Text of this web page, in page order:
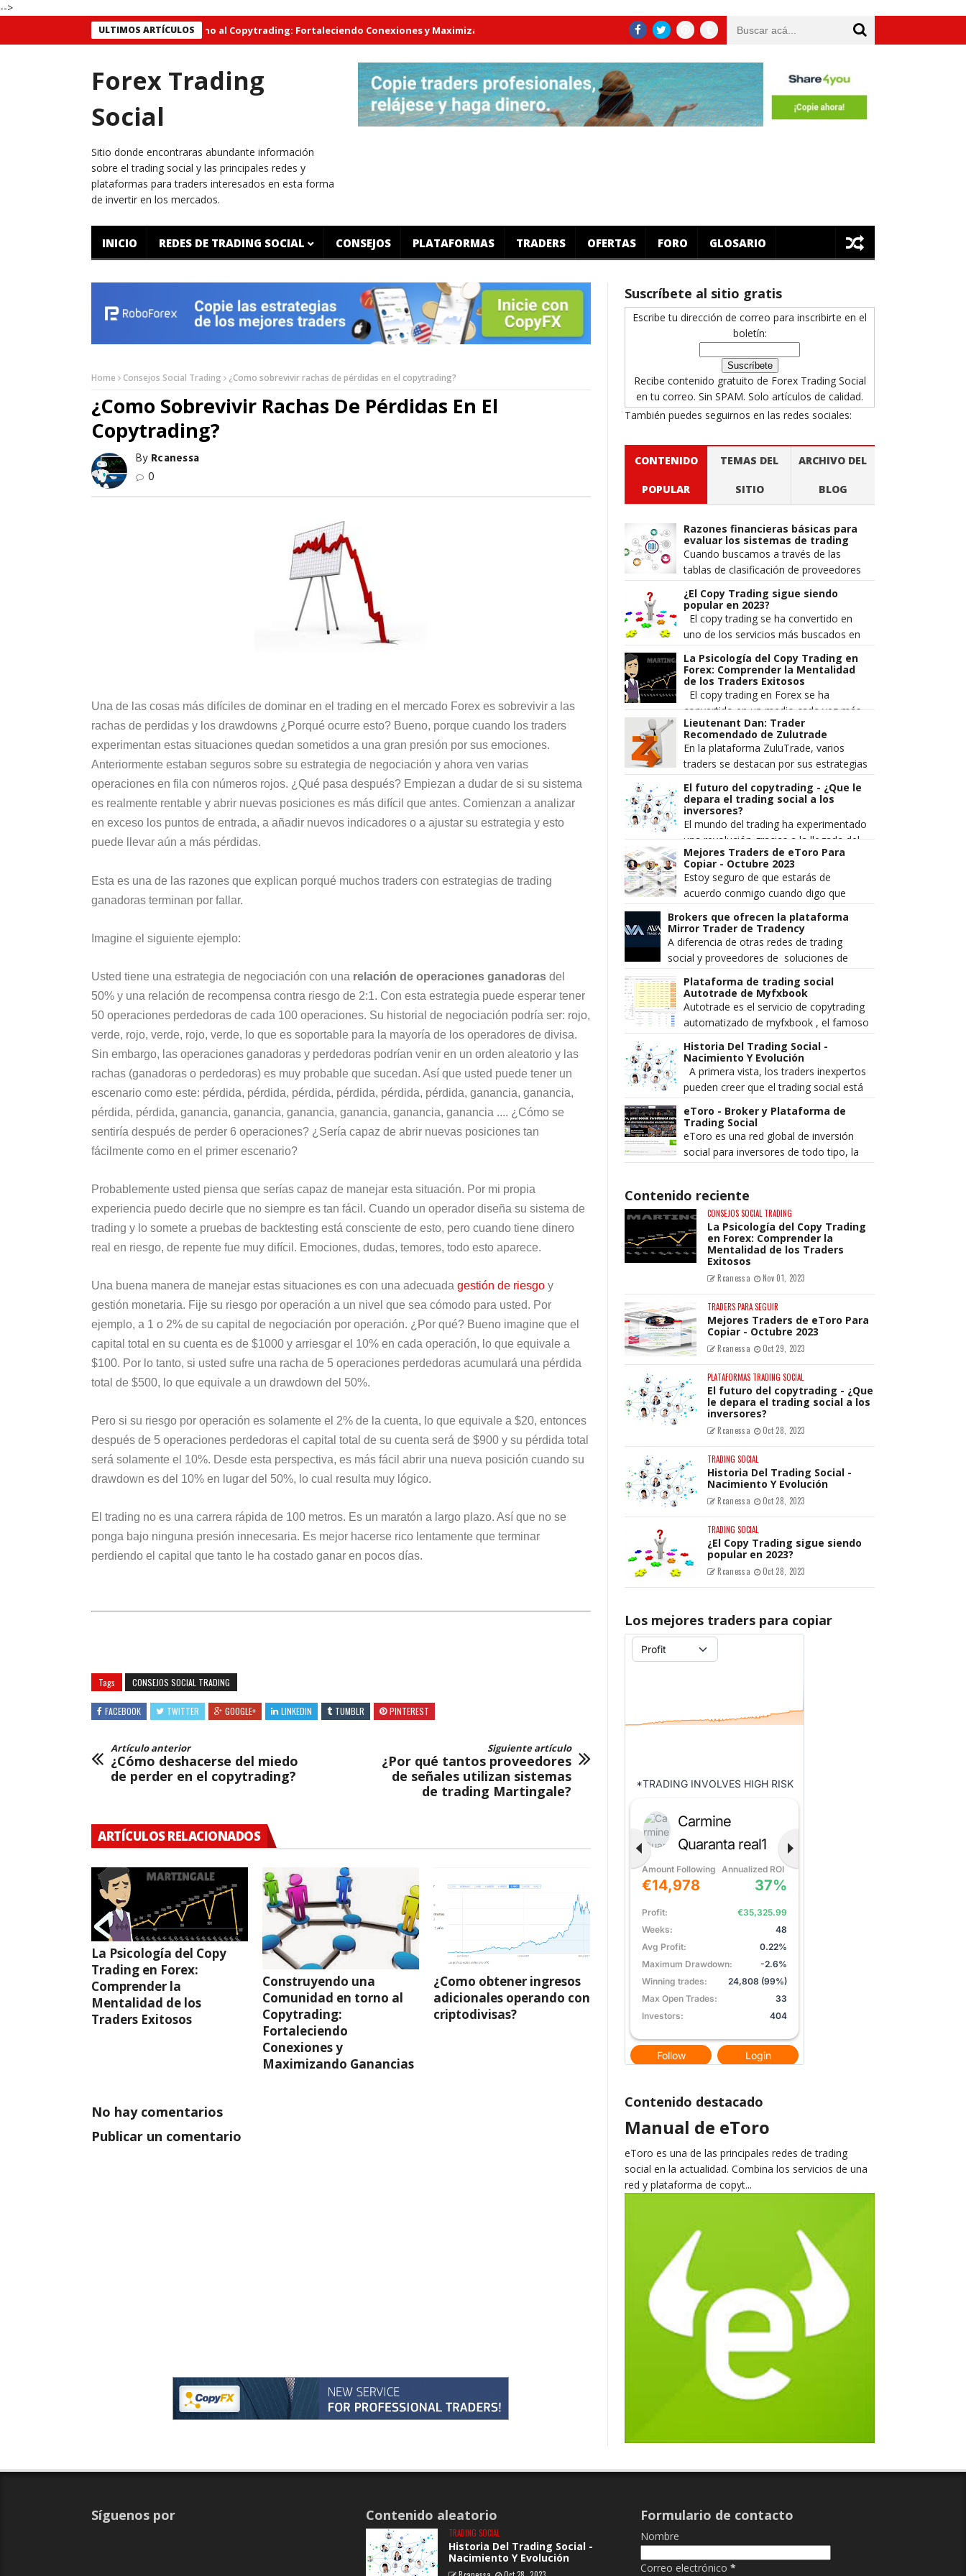
-->
ULTIMOS ARTÍCULOS
una Comunidad en torno al Copytrading: Fortaleciendo Conexiones y Maximizando Ganancias ¿Como obtener ingresos adicionales operando con criptodivisas?
Forex Trading
Social
Sitio donde encontraras abundante información
sobre el trading social y las principales redes y
plataformas para traders interesados en esta forma
de invertir en los mercados.
INICIO REDES DE TRADING SOCIAL CONSEJOS PLATAFORMAS TRADERS OFERTAS FORO GLOSARIO
Home Consejos Social Trading ¿Como sobrevivir rachas de pérdidas en el copytrading?
¿Como Sobrevivir Rachas De Pérdidas En El
Copytrading?
By Rcanessa
0
Una de las cosas más difíciles de dominar en el trading en el mercado Forex es sobrevivir a las
rachas de perdidas y los drawdowns ¿Porqué ocurre esto? Bueno, porque cuando los traders
experimentan estas situaciones quedan sometidos a una gran presión por sus emociones.
Anteriormente estaban seguros sobre su estrategia de negociación y ahora ven varias
operaciones en fila con números rojos. ¿Qué pasa después? Empiezan a dudar de si su sistema
es realmente rentable y abrir nuevas posiciones es más difícil que antes. Comienzan a analizar
en exceso los puntos de entrada, a añadir nuevos indicadores o a ajustar su estrategia y esto
puede llevar aún a más pérdidas.
Esta es una de las razones que explican porqué muchos traders con estrategias de trading
ganadoras terminan por fallar.
Imagine el siguiente ejemplo:
Usted tiene una estrategia de negociación con una relación de operaciones ganadoras del
50% y una relación de recompensa contra riesgo de 2:1. Con esta estrategia puede esperar tener
50 operaciones perdedoras de cada 100 operaciones. Su historial de negociación podría ser: rojo,
verde, rojo, verde, rojo, verde, lo que es soportable para la mayoría de los operadores de divisa.
Sin embargo, las operaciones ganadoras y perdedoras podrían venir en un orden aleatorio y las
rachas (ganadoras o perdedoras) es muy probable que sucedan. Así que usted puede tener un
escenario como este: pérdida, pérdida, pérdida, pérdida, pérdida, pérdida, ganancia, ganancia,
pérdida, pérdida, ganancia, ganancia, ganancia, ganancia, ganancia, ganancia .... ¿Cómo se
sentiría después de perder 6 operaciones? ¿Sería capaz de abrir nuevas posiciones tan
fácilmente como en el primer escenario?
Probablemente usted piensa que serías capaz de manejar esta situación. Por mi propia
experiencia puedo decirle que no siempre es tan fácil. Cuando un operador diseña su sistema de
trading y lo somete a pruebas de backtesting está consciente de esto, pero cuando tiene dinero
real en riesgo, de repente fue muy difícil. Emociones, dudas, temores, todo esto aparece.
Una buena manera de manejar estas situaciones es con una adecuada gestión de riesgo y
gestión monetaria. Fije su riesgo por operación a un nivel que sea cómodo para usted. Por
ejemplo, a 1 o 2% de su capital de negociación por operación. ¿Por qué? Bueno imagine que el
capital total en su cuenta es de $1000 y arriesgar el 10% en cada operación, lo que equivale a
$100. Por lo tanto, si usted sufre una racha de 5 operaciones perdedoras acumulará una pérdida
total de $500, lo que equivale a un drawdown del 50%.
Pero si su riesgo por operación es solamente el 2% de la cuenta, lo que equivale a $20, entonces
después de 5 operaciones perdedoras el capital total de su cuenta será de $900 y su pérdida total
será solamente el 10%. Desde esta perspectiva, es más fácil abrir una nueva posición cuando su
drawdown es del 10% en lugar del 50%, lo cual resulta muy lógico.
El trading no es una carrera rápida de 100 metros. Es un maratón a largo plazo. Así que no se
ponga bajo ninguna presión innecesaria. Es mejor hacerse rico lentamente que terminar
perdiendo el capital que tanto le ha costado ganar en pocos días.
Tags CONSEJOS SOCIAL TRADING
FACEBOOK TWITTER GOOGLE+ LINKEDIN TUMBLR PINTEREST
Artículo anterior
¿Cómo deshacerse del miedo
de perder en el copytrading?
Siguiente artículo
¿Por qué tantos proveedores
de señales utilizan sistemas
de trading Martingale?
ARTÍCULOS RELACIONADOS
La Psicología del Copy
Trading en Forex:
Comprender la
Mentalidad de los
Traders Exitosos
Construyendo una
Comunidad en torno al
Copytrading:
Fortaleciendo
Conexiones y
Maximizando Ganancias
¿Como obtener ingresos
adicionales operando con
criptodivisas?
No hay comentarios
Publicar un comentario
Suscríbete al sitio gratis
Escribe tu dirección de correo para inscribirte en el
boletín:
Recibe contenido gratuito de Forex Trading Social
en tu correo. Sin SPAM. Solo artículos de calidad.
También puedes seguirnos en las redes sociales:
CONTENIDO
POPULAR
TEMAS DEL
SITIO
ARCHIVO DEL
BLOG
Razones financieras básicas para
evaluar los sistemas de trading
Cuando buscamos a través de las
tablas de clasificación de proveedores
de señales y los gráficos de
rendimiento de estos traders e...
¿El Copy Trading sigue siendo
popular en 2023?
El copy trading se ha convertido en
uno de los servicios más buscados en
la industria del trading minorista. Se
popularizó a principios de...
La Psicología del Copy Trading en
Forex: Comprender la Mentalidad
de los Traders Exitosos
El copy trading en Forex se ha
convertido en un medio cada vez más
popular para operar en el mercado de
divisas. Implica copiar las operac...
Lieutenant Dan: Trader
Recomendado de Zulutrade
En la plataforma ZuluTrade, varios
traders se destacan por sus estrategias
eficientes y resultados consistentes en
el mercado financiero. Un...
El futuro del copytrading - ¿Que le
depara el trading social a los
inversores?
El mundo del trading ha experimentado
una revolución gracias a la llegada del
copytrading, una forma innovadora de
invertir en los mercados ...
Mejores Traders de eToro Para
Copiar - Octubre 2023
Estoy seguro de que estarás de
acuerdo conmigo cuando digo que
intentar encontrar a los mejores traders
de eToro para copiar no es tan fáci...
Brokers que ofrecen la plataforma
Mirror Trader de Tradency
A diferencia de otras redes de trading
social y proveedores de soluciones de
auto trading, Tradency no actúa como
broker y es ...
Plataforma de trading social
Autotrade de Myfxbook
Autotrade es el servicio de copytrading
automatizado de myfxbook , el famoso
portal comunidad de trading. Esta
revisión sólo se centra en ...
Historia Del Trading Social -
Nacimiento Y Evolución
A primera vista, los traders inexpertos
pueden creer que el trading social está
fuera de su alcance y que solo los
traders profesionales p...
eToro - Broker y Plataforma de
Trading Social
eToro es una red global de inversión
social para inversores de todo tipo, la
cual se especializa en divisas (Forex),
Contenido reciente
CONSEJOS SOCIAL TRADING
La Psicología del Copy Trading
en Forex: Comprender la
Mentalidad de los Traders
Exitosos
Rcanessa Nov 01, 2023
TRADERS PARA SEGUIR
Mejores Traders de eToro Para
Copiar - Octubre 2023
Rcanessa Oct 29, 2023
PLATAFORMAS TRADING SOCIAL
El futuro del copytrading - ¿Que
le depara el trading social a los
inversores?
Rcanessa Oct 28, 2023
TRADING SOCIAL
Historia Del Trading Social -
Nacimiento Y Evolución
Rcanessa Oct 28, 2023
TRADING SOCIAL
¿El Copy Trading sigue siendo
popular en 2023?
Rcanessa Oct 28, 2023
Los mejores traders para copiar
Contenido destacado
Manual de eToro
eToro es una de las principales redes de trading
social en la actualidad. Combina los servicios de una
red y plataforma de copyt...
Síguenos por Contenido aleatorio
TRADING SOCIAL
Historia Del Trading Social -
Nacimiento Y Evolución
Formulario de contacto
Nombre
Correo electrónico *